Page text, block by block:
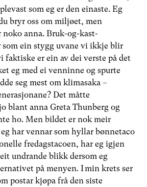
som eg er den einaste. Eg
bryr oss om miljøet, men
anna. Bruk-og-kast-
ein stygg uvane vi ikkje blir
faktiske er ein av dei verste på det
eg med ei venninne og spurte
seg mest om klimasaka –
Det måtte
blant anna Greta Thunberg og
ho. Men bildet er nok meir
har vennar som hyllar bønnetaco
fredagstacoen, har eg igjen
undrande blikk dersom eg
på menyen. I min krets ser
postar kjøpa frå den siste